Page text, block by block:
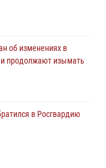
об изменениях в
и продолжают изымать
в Росгвардию